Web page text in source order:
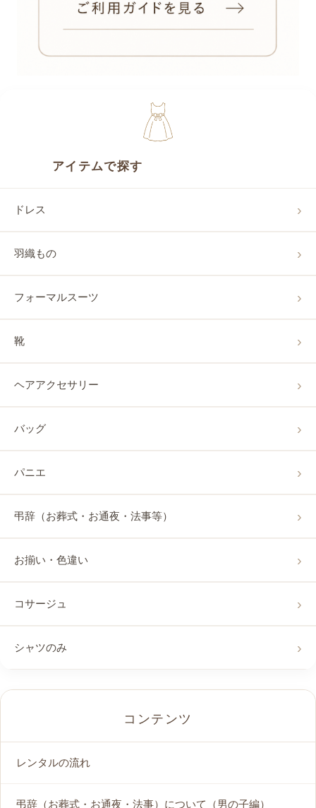
アイテムで探す
ドレス
羽織もの
フォーマルスーツ
靴
ヘアアクセサリー
バッグ
パニエ
弔辞（お葬式・お通夜・法事等）
お揃い・色違い
コサージュ
シャツのみ
コンテンツ
レンタルの流れ
弔辞（お葬式・お通夜・法事）について（男の子編）